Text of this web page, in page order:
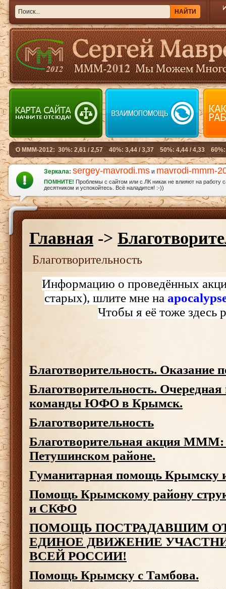
Зеркала: sergey-mavrodi.ms и mavrodi-mmm-
ПОМНИТЕ! Проблемы с сайтом или с ЛК никак не влияют на работу
десятником и успокойтесь. Всё наладится! :-))
Главная ->
Благотворительность
Информацию о проведённых
старых), шлите мне на
Чтобы я её тоже здесь
Благотворительность. Оказание
Благотворительность.
команды ЮФО в Крымск.
Благотворительность
Благотворительная акция
Петушинском районе.
Гуманитарная помощь Крымску
Помощь Крымскому району
и СКФО
ПОМОЩЬ ПОСТРАДАВШИМ
ЕДИНОЕ ДВИЖЕНИЕ
ВСЕЙ РОССИИ!
Помощь Крымску с Тамбова.